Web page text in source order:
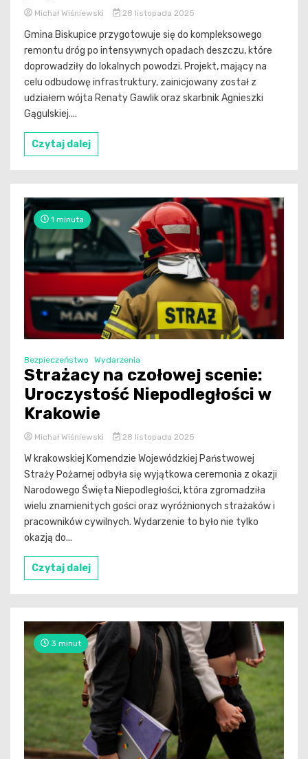
Michał Wiśniewski 28 listopada 2025
Gmina Biskupice przygotowuje się do kompleksowego
remontu dróg po intensywnych opadach deszczu, które
doprowadziły do lokalnych powodzi. Projekt, mający na
celu odbudowę infrastruktury, zainicjowany został z
udziałem wójta Renaty Gawlik oraz skarbnik Agnieszki
Gągulskiej....
Czytaj dalej
1 minuta
Bezpieczeństwo Wydarzenia
Strażacy na czołowej scenie:
Uroczystość Niepodległości w
Krakowie
Michał Wiśniewski 28 listopada 2025
W krakowskiej Komendzie Wojewódzkiej Państwowej
Straży Pożarnej odbyła się wyjątkowa ceremonia z okazji
Narodowego Święta Niepodległości, która zgromadziła
wielu znamienitych gości oraz wyróżnionych strażaków i
pracowników cywilnych. Wydarzenie to było nie tylko
okazją do...
Czytaj dalej
3 minut